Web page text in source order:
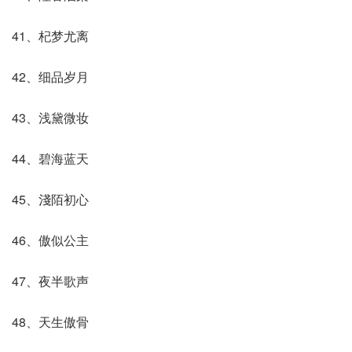
41、杞梦尤离
42、细品岁月
43、浅黛微妆
44、碧海蓝天
45、淺陌初心
46、傲似公主
47、夜半歌声
48、天生傲骨